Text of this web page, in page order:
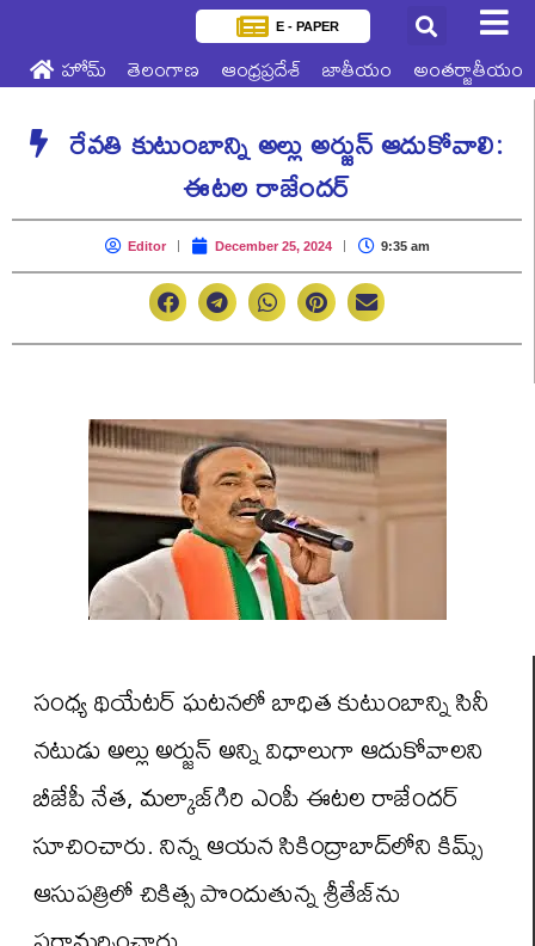
E - PAPER
హోమ్ తెలంగాణ ఆంధ్రప్రదేశ్ జాతీయం అంతర్జాతీయం
రేవతి కుటుంబాన్ని అల్లు అర్జున్ ఆదుకోవాలి:
ఈటల రాజేందర్
Editor December 25, 2024 9:35 am
సంధ్య థియేటర్ ఘటనలో బాధిత కుటుంబాన్ని సినీ
నటుడు అల్లు అర్జున్ అన్ని విధాలుగా ఆదుకోవాలని
బీజేపీ నేత, మల్కాజ్‌గిరి ఎంపీ ఈటల రాజేందర్
సూచించారు. నిన్న ఆయన సికింద్రాబాద్‌లోని కిమ్స్
ఆసుపత్రిలో చికిత్స పొందుతున్న శ్రీతేజ్‌ను